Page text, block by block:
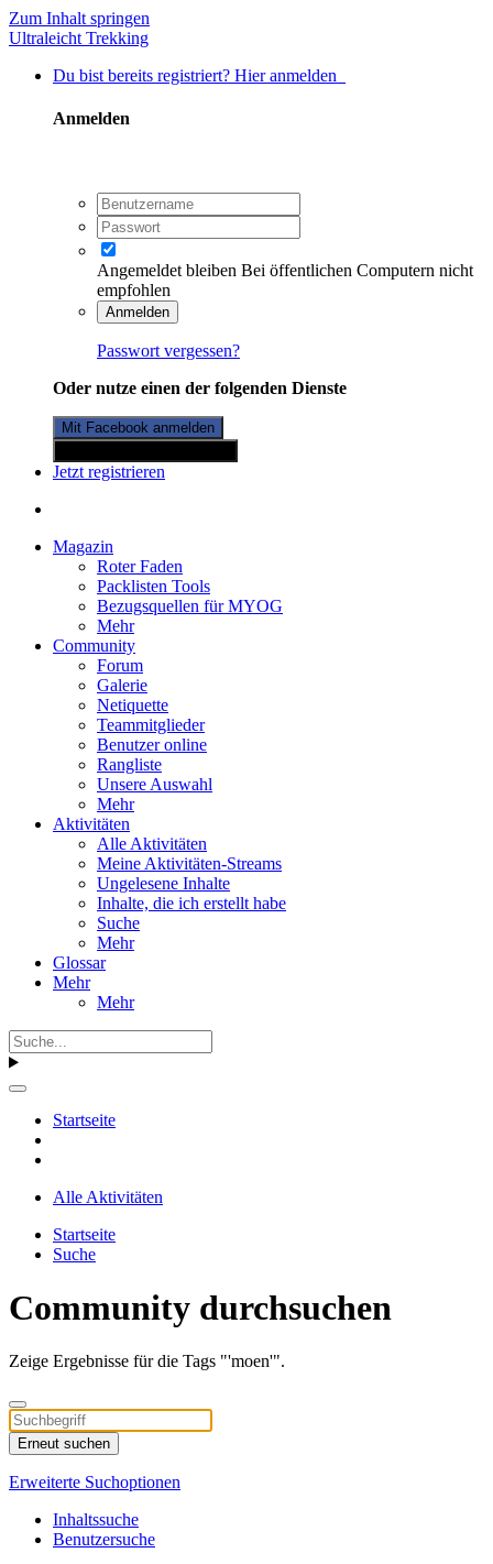
Zum Inhalt springen
Ultraleicht Trekking
Du bist bereits registriert? Hier anmelden
Anmelden
Angemeldet bleiben Bei öffentlichen Computern nicht
empfohlen
Anmelden
Passwort vergessen?
Oder nutze einen der folgenden Dienste
Mit Facebook anmelden
Jetzt registrieren
Magazin
Roter Faden
Packlisten Tools
Bezugsquellen für MYOG
Mehr
Community
Forum
Galerie
Netiquette
Teammitglieder
Benutzer online
Rangliste
Unsere Auswahl
Mehr
Aktivitäten
Alle Aktivitäten
Meine Aktivitäten-Streams
Ungelesene Inhalte
Inhalte, die ich erstellt habe
Suche
Mehr
Glossar
Mehr
Mehr
Startseite
Alle Aktivitäten
Startseite
Suche
Community durchsuchen
Zeige Ergebnisse für die Tags "'moen'".
Erneut suchen
Erweiterte Suchoptionen
Inhaltssuche
Benutzersuche